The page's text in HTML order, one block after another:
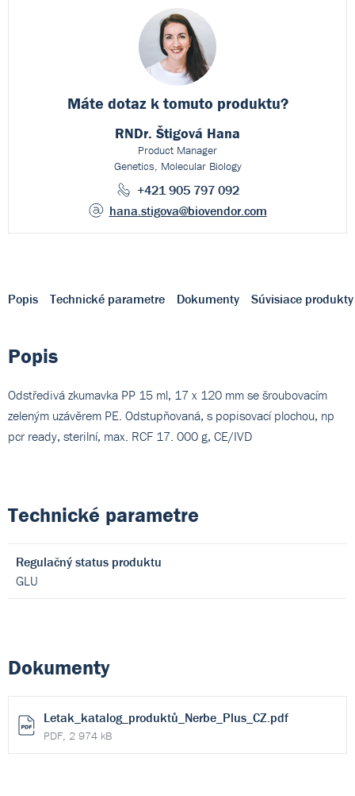
Máte dotaz k tomuto produktu?
RNDr. Štigová Hana
Product Manager
Genetics, Molecular Biology
+421 905 797 092
hana.stigova@biovendor.com
Popis Technické parametre Dokumenty Súvisiace produkty
Popis
Odstředivá zkumavka PP 15 ml, 17 x 120 mm se šroubovacím
zeleným uzávěrem PE. Odstupňovaná, s popisovací plochou, np
pcr ready, sterilní, max. RCF 17. 000 g, CE/IVD
Technické parametre
Regulačný status produktu
GLU
Dokumenty
Letak_katalog_produktů_Nerbe_Plus_CZ.pdf
PDF, 2 974 kB